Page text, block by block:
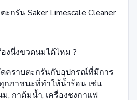
กรัน Säker Limescale Cleaner
งนึ่งขวดนมได้ไหม ?
ดคราบตะกรันกับอุปกรณ์ที่มีการ
ภาชนะที่ทำให้น้ำร้อน เช่น
, กาต้มน้ำ, เครื่องชงกาแฟ